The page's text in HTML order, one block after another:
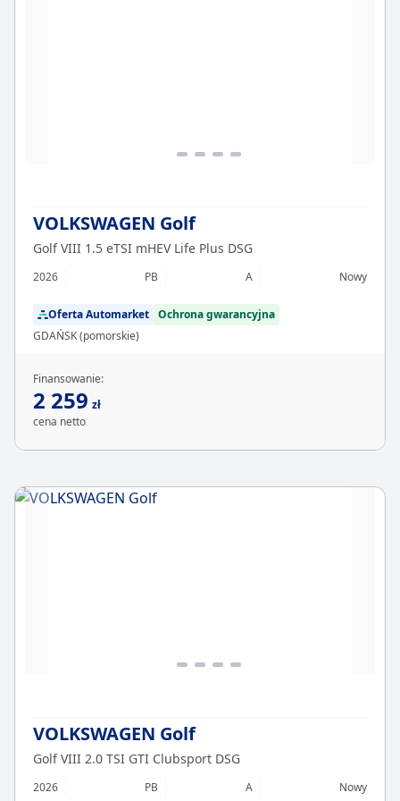
VOLKSWAGEN Golf
Golf VIII 1.5 eTSI mHEV Life Plus DSG
2026 PB A Nowy
Oferta Automarket Ochrona gwarancyjna
GDAŃSK (pomorskie)
Finansowanie:
2 259 zł
cena netto
VOLKSWAGEN Golf
Golf VIII 2.0 TSI GTI Clubsport DSG
2026 PB A Nowy